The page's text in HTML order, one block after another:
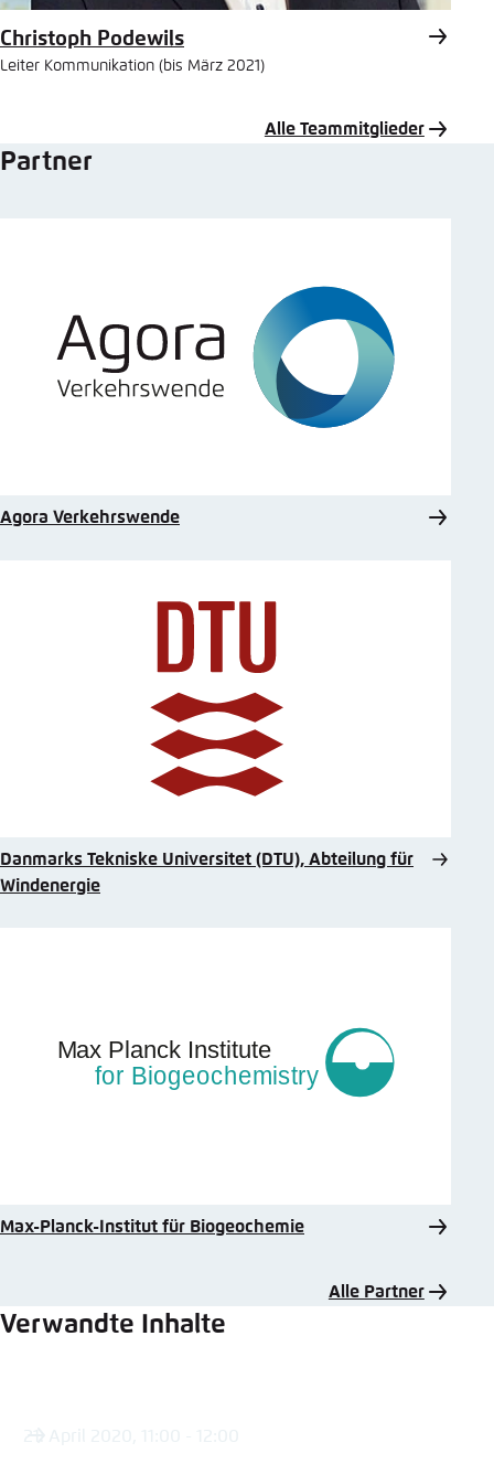
Christoph Podewils
Leiter Kommunikation (bis März 2021)
Alle Teammitglieder
Partner
Agora Verkehrswende
Danmarks Tekniske Universitet (DTU), Abteilung für
Windenergie
Max-Planck-Institut für Biogeochemie
Alle Partner
Verwandte Inhalte